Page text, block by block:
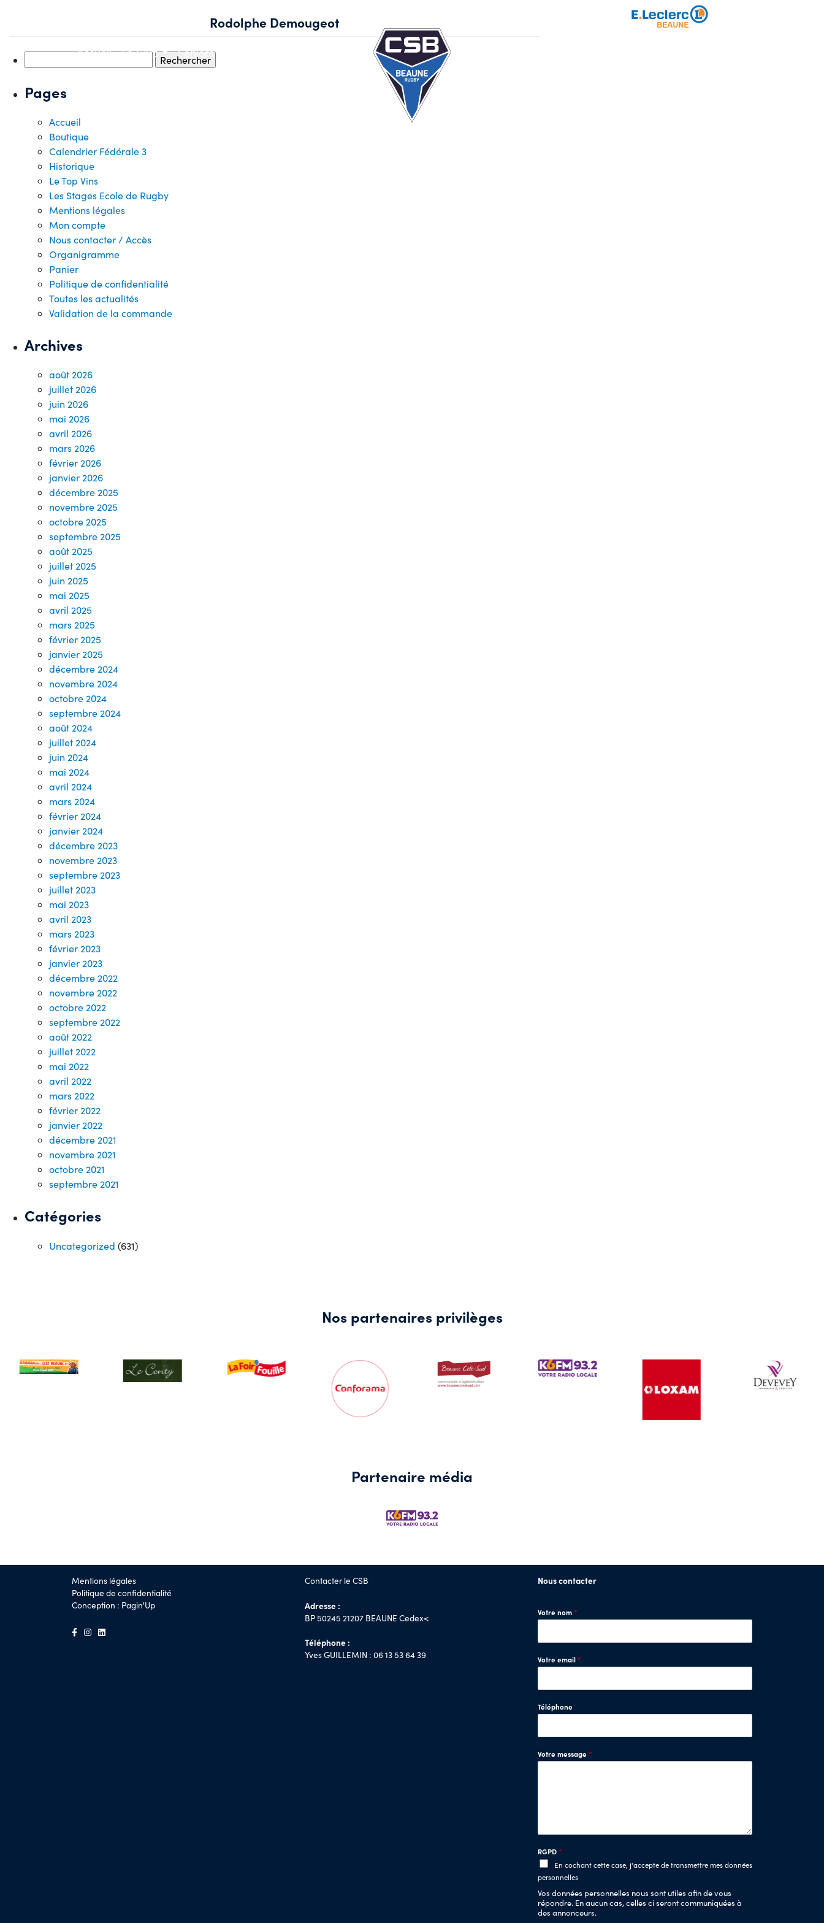
Accueil Le Club Seniors
Rodolphe Demougeot
Pages
Accueil
Boutique
Calendrier Fédérale 3
Historique
Le Top Vins
Les Stages Ecole de Rugby
Mentions légales
Mon compte
Nous contacter / Accès
Organigramme
Panier
Politique de confidentialité
Toutes les actualités
Validation de la commande
Archives
août 2026
juillet 2026
juin 2026
mai 2026
avril 2026
mars 2026
février 2026
janvier 2026
décembre 2025
novembre 2025
octobre 2025
septembre 2025
août 2025
juillet 2025
juin 2025
mai 2025
avril 2025
mars 2025
février 2025
janvier 2025
décembre 2024
novembre 2024
octobre 2024
septembre 2024
août 2024
juillet 2024
juin 2024
mai 2024
avril 2024
mars 2024
février 2024
janvier 2024
décembre 2023
novembre 2023
septembre 2023
juillet 2023
mai 2023
avril 2023
mars 2023
février 2023
janvier 2023
décembre 2022
novembre 2022
octobre 2022
septembre 2022
août 2022
juillet 2022
mai 2022
avril 2022
mars 2022
février 2022
janvier 2022
décembre 2021
novembre 2021
octobre 2021
septembre 2021
Catégories
Uncategorized (631)
Nos partenaires privilèges
Partenaire média
Mentions légales
Politique de confidentialité
Conception : Pagin'Up
Contacter le CSB
Adresse :
BP 50245 21207 BEAUNE Cedex<
Téléphone :
Yves GUILLEMIN : 06 13 53 64 39
Nous contacter
Votre nom *
Votre email *
Téléphone
Votre message *
RGPD *
En cochant cette case, j'accepte de transmettre mes données
personnelles
Vos données personnelles nous sont utiles afin de vous
répondre. En aucun cas, celles ci seront communiquées à
des annonceurs.